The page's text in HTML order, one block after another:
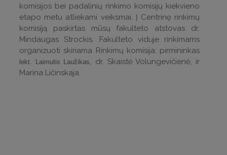
komisijos bei padalinių rinkimo komisijų kiekvieno
etapo metu atliekami veiksmai. Į Centrinę rinkimų
komisiją paskirtas mūsų fakulteto atstovas dr.
Mindaugas Strockis. Fakulteto viduje rinkimams
organizuoti skiriama Rinkimų komisija: pirmininkas
lekt. Laimutis Laužikas, dr. Skaistė Volungevičienė, ir
Marina Ličinskaja.